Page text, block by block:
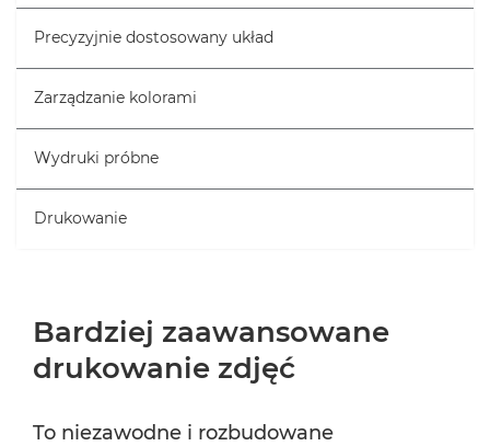
Precyzyjnie dostosowany układ
Zarządzanie kolorami
Wydruki próbne
Drukowanie
Bardziej zaawansowane
drukowanie zdjęć
To niezawodne i rozbudowane